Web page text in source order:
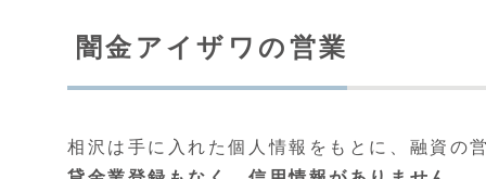
闇金アイザワの営業
相沢は手に入れた個人情報をもとに、融資の